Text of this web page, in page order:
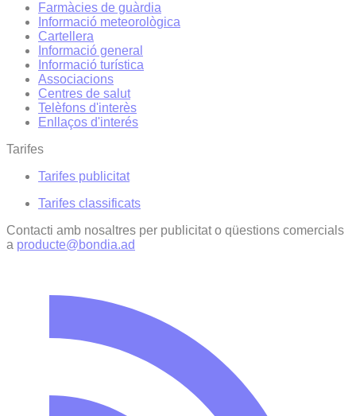
Farmàcies de guàrdia
Informació meteorològica
Cartellera
Informació general
Informació turística
Associacions
Centres de salut
Telèfons d'interès
Enllaços d'interés
Tarifes
Tarifes publicitat
Tarifes classificats
Contacti amb nosaltres per publicitat o qüestions comercials
a producte@bondia.ad